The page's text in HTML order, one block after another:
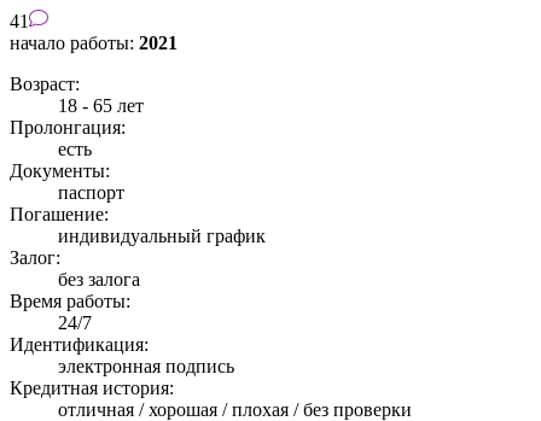
41
начало работы: 2021
Возраст:
18 - 65 лет
Пролонгация:
есть
Документы:
паспорт
Погашение:
индивидуальный график
Залог:
без залога
Время работы:
24/7
Идентификация:
электронная подпись
Кредитная история:
отличная / хорошая / плохая / без проверки